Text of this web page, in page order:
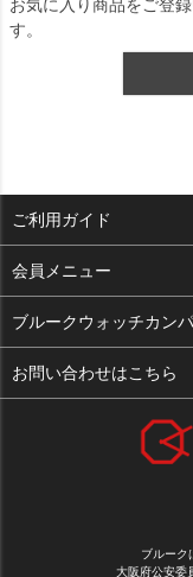
お気に入り商品をご登
す。
ご利用ガイド
よくある質問
支払い・送料
修理依頼
会員メニュー
ログイン
お気に入り
ブルークウォッチカン
会社概要
お問い合わせはこちら
ブルーク
大阪府公安